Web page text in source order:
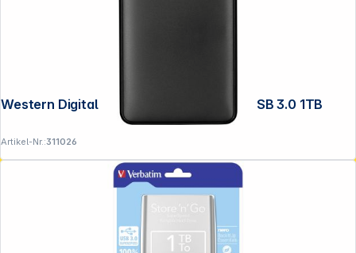
Western Digital WD Elements Portable USB 3.0 1TB
Artikel-Nr.:311026